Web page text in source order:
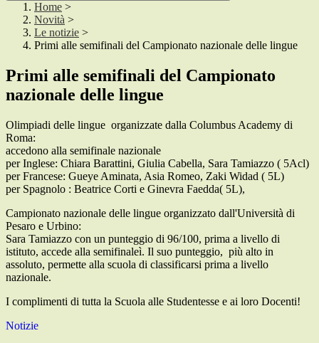
Home >
Novità >
Le notizie >
Primi alle semifinali del Campionato nazionale delle lingue
Primi alle semifinali del Campionato
nazionale delle lingue
Olimpiadi delle lingue organizzate dalla Columbus Academy di
Roma:
accedono alla semifinale nazionale
per Inglese: Chiara Barattini, Giulia Cabella, Sara Tamiazzo ( 5Acl)
per Francese: Gueye Aminata, Asia Romeo, Zaki Widad ( 5L)
per Spagnolo : Beatrice Corti e Ginevra Faedda( 5L),
Campionato nazionale delle lingue organizzato dall'Università di
Pesaro e Urbino:
Sara Tamiazzo con un punteggio di 96/100, prima a livello di
istituto, accede alla semifinaleì. Il suo punteggio, più alto in
assoluto, permette alla scuola di classificarsi prima a livello
nazionale.
I complimenti di tutta la Scuola alle Studentesse e ai loro Docenti!
Notizie